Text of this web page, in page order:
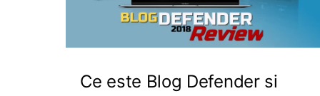
Ce este Blog Defender si